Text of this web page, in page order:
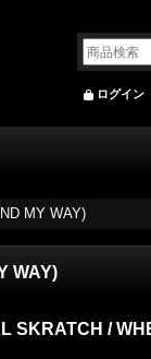
ログイン
MY WAY)
WAY)
SKRATCH /